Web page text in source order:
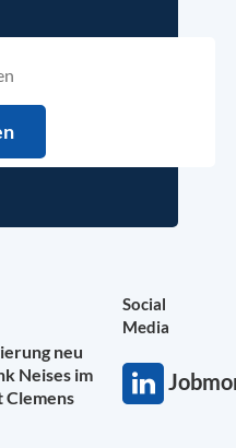
neu
Neises im
Clemens
Social
Media